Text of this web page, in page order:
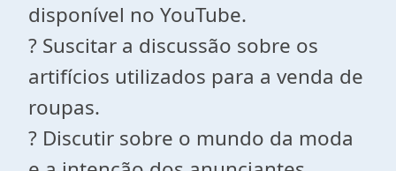
disponível no YouTube.
? Suscitar a discussão sobre os
artifícios utilizados para a venda de
roupas.
? Discutir sobre o mundo da moda